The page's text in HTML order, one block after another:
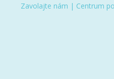
Zavolajte nám | Centrum